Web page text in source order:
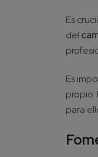
Es
del
Es
propio.
para